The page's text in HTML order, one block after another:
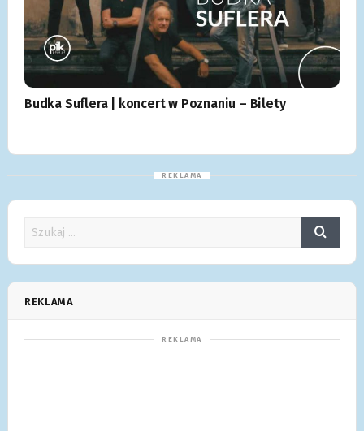
Budka Suflera | koncert w Poznaniu – Bilety
REKLAMA